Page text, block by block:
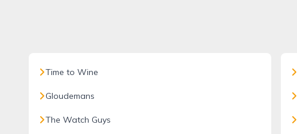
Time to Wine
Gloudemans
The Watch Guys